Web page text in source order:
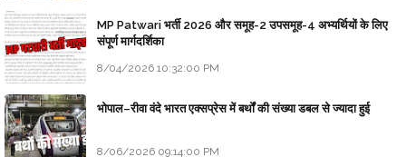
MP Patwari भर्ती 2026 और समूह-2 उपसमूह-4 अभ्यर्थियों के लिए
संपूर्ण मार्गदर्शिका
8/04/2026 10:32:00 PM
भोपाल–रीवा वंदे भारत एक्सप्रेस में बर्थों की संख्या डबल से ज्यादा हुई
8/06/2026 09:14:00 PM